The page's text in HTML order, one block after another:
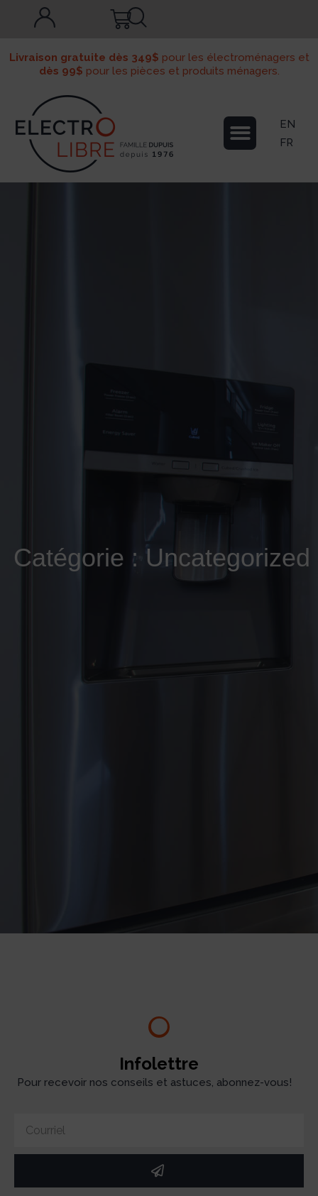
Livraison gratuite dès 349$ pour les électroménagers et
dès 99$ pour les pièces et produits ménagers.
EN
FR
Catégorie : Uncategorized
Infolettre
Pour recevoir nos conseils et astuces, abonnez-vous!